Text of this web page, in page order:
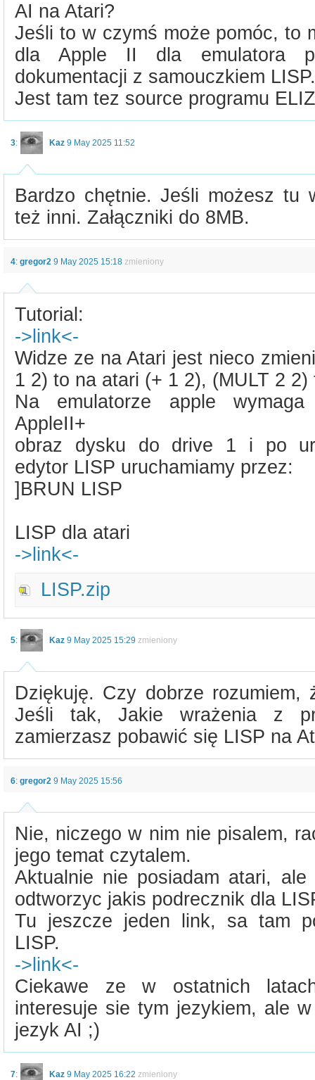
AI na Atari?
Jeśli to w czymś może pomóc, to
dla Apple II dla emulatora
dokumentacji z samouczkiem LISP.
Jest tam tez source programu
3: Kaz 9 May 2025 11:52
Bardzo chętnie. Jeśli możesz tu
też inni. Załączniki do 8MB.
4: gregor2 9 May 2025 15:18 zmieniony
Tutorial:
->link<-
Widze ze na Atari jest nieco
1 2) to na atari (+ 1 2), (MULT 2
Na emulatorze apple
AppleII+
obraz dysku do drive 1 i po
edytor LISP uruchamiamy przez:
]BRUN LISP
LISP dla atari
->link<-
LISP.zip
5: Kaz 9 May 2025 15:29 zmieniony
Dziękuję. Czy dobrze rozumiem,
Jeśli tak, Jakie wrażenia z
zamierzasz pobawić się LISP na
6: gregor2 9 May 2025 15:56
Nie, niczego w nim nie pisalem,
jego temat czytalem.
Aktualnie nie posiadam atari,
odtworzyc jakis podrecznik dla
Tu jeszcze jeden link, sa tam
LISP.
->link<-
Ciekawe ze w ostatnich
interesuje sie tym jezykiem, ale
jezyk AI ;)
7: Kaz 9 May 2025 16:22 zmieniony